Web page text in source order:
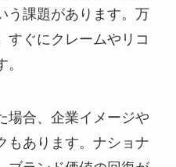
う課題があります。万
すぐにクレームやリコ
場合、企業イメージや
もあります。ナショナ